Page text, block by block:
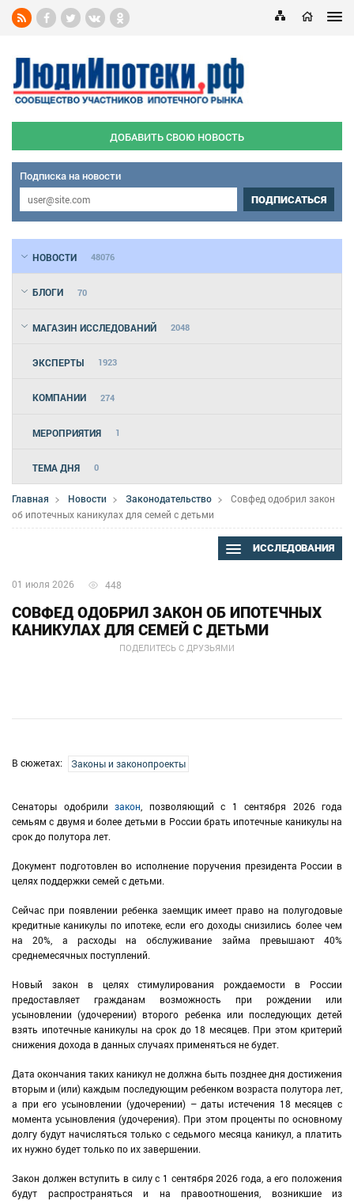
ДОБАВИТЬ СВОЮ НОВОСТЬ
Подписка на новости
ПОДПИСАТЬСЯ
НОВОСТИ 48076
БЛОГИ 70
МАГАЗИН ИССЛЕДОВАНИЙ 2048
ЭКСПЕРТЫ 1923
КОМПАНИИ 274
МЕРОПРИЯТИЯ 1
ТЕМА ДНЯ 0
Главная Новости Законодательство
Совфед одобрил закон
об ипотечных каникулах для семей с детьми
ИССЛЕДОВАНИЯ
01 июля 2026 448
ПОДЕЛИТЕСЬ С ДРУЗЬЯМИ
СОВФЕД ОДОБРИЛ ЗАКОН ОБ ИПОТЕЧНЫХ
КАНИКУЛАХ ДЛЯ СЕМЕЙ С ДЕТЬМИ
В сюжетах: Законы и законопроекты
Сенаторы одобрили закон , позволяющий с 1 сентября 2026 года
семьям с двумя и более детьми в России брать ипотечные каникулы на
срок до полутора лет.
Документ подготовлен во исполнение поручения президента России в
целях поддержки семей с детьми.
Сейчас при появлении ребенка заемщик имеет право на полугодовые
кредитные каникулы по ипотеке, если его доходы снизились более чем
на 20%, а расходы на обслуживание займа превышают 40%
среднемесячных поступлений.
Новый закон в целях стимулирования рождаемости в России
предоставляет гражданам возможность при рождении или
усыновлении (удочерении) второго ребенка или последующих детей
взять ипотечные каникулы на срок до 18 месяцев. При этом критерий
снижения дохода в данных случаях применяться не будет.
Дата окончания таких каникул не должна быть позднее дня достижения
вторым и (или) каждым последующим ребенком возраста полутора лет,
а при его усыновлении (удочерении) – даты истечения 18 месяцев с
момента усыновления (удочерения). При этом проценты по основному
долгу будут начисляться только с седьмого месяца каникул, а платить
их нужно будет только по их завершении.
Закон должен вступить в силу с 1 сентября 2026 года, а его положения
будут распространяться и на правоотношения, возникшие из